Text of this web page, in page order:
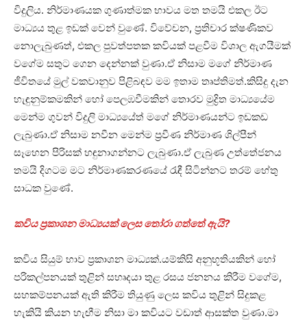
විදුලිය. නිර්මාණයක ගුණාත්මක භාවය මත තමයි එකල ඊට
මාධ්‍යය තුළ ඉඩක් වෙන් වුණේ. විවේචන, ප්‍රතිචාර ක්ෂණිකව
නොලැබුණත්, එකල පුවත්පතක කවියක් පළවීම විශාල ඇගයීමක්
වගේම සතුට ගෙන දෙන්නක් වුණා.ඒ නිසාම මගේ නිර්මාණ
ජීවිතයේ මුල් වකවානුව පිළිබඳව මම ඉතාම තෘප්තිමත්.කිසිදු දැන
හැඳුනුම්කමකින් හෝ පෙලඹවීමකින් තොරව මුද්‍රිත මාධ්‍යයේම
මෙන්ම ගුවන් විදුලි මාධ්‍යයේත් මගේ නිර්මාණයන්ට ඉඩකඩ
ලැබුණා.ඒ නිසාම නවීන මෙන්ම ප්‍රවීණ නිර්මාණ ශිල්පීන්
සෑහෙන පිරිසක් හඳුනාගන්නට ලැබුණා.ඒ ලැබුණ උත්තේජනය
තමයි දිගටම මට නිර්මාණකරණයේ රැඳී සිටින්නට තරම් හේතු
සාධක වුණේ.
කවිය ප්‍රකාශන මාධ්‍යයක් ලෙස තෝරා ගත්තේ ඇයි?
කවිය සියුම් භාව ප්‍රකාශන මාධ්‍යක්.යම්කිසි අනුභූතියකින් හෝ
පරිකල්පනයක් තුළින් සහෘදයා තුළ රසය ජනනය කිරීම වගේම,
සහකම්පනයක් ඇති කිරීම තියුණු ලෙස කවිය තුළින් සිදුකළ
හැකියි කියන හැඟීම නිසා මා කවියට වඩාත් ආසක්ත වුණා.මා